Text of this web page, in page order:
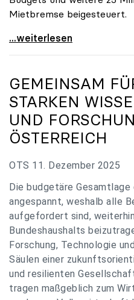
Mietbremse beigesteuert.
„Verzögerung
...weiterlesen
GEMEINSAM
STARKEN
UND
ÖSTERREICH
OTS 11. Dezember 2025
Die budgetäre
angespannt, weshalb alle
aufgefordert sind,
Bundeshaushalts
Forschung, Technologie
Säulen einer
und resilienten
tragen maßgeblich zum